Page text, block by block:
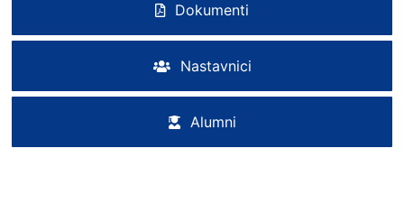
Dokumenti
Nastavnici
Alumni